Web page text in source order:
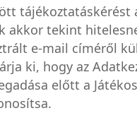
tájékoztatáskérést
akkor tekint
e-mail címéről
ki, hogy az
előtt a